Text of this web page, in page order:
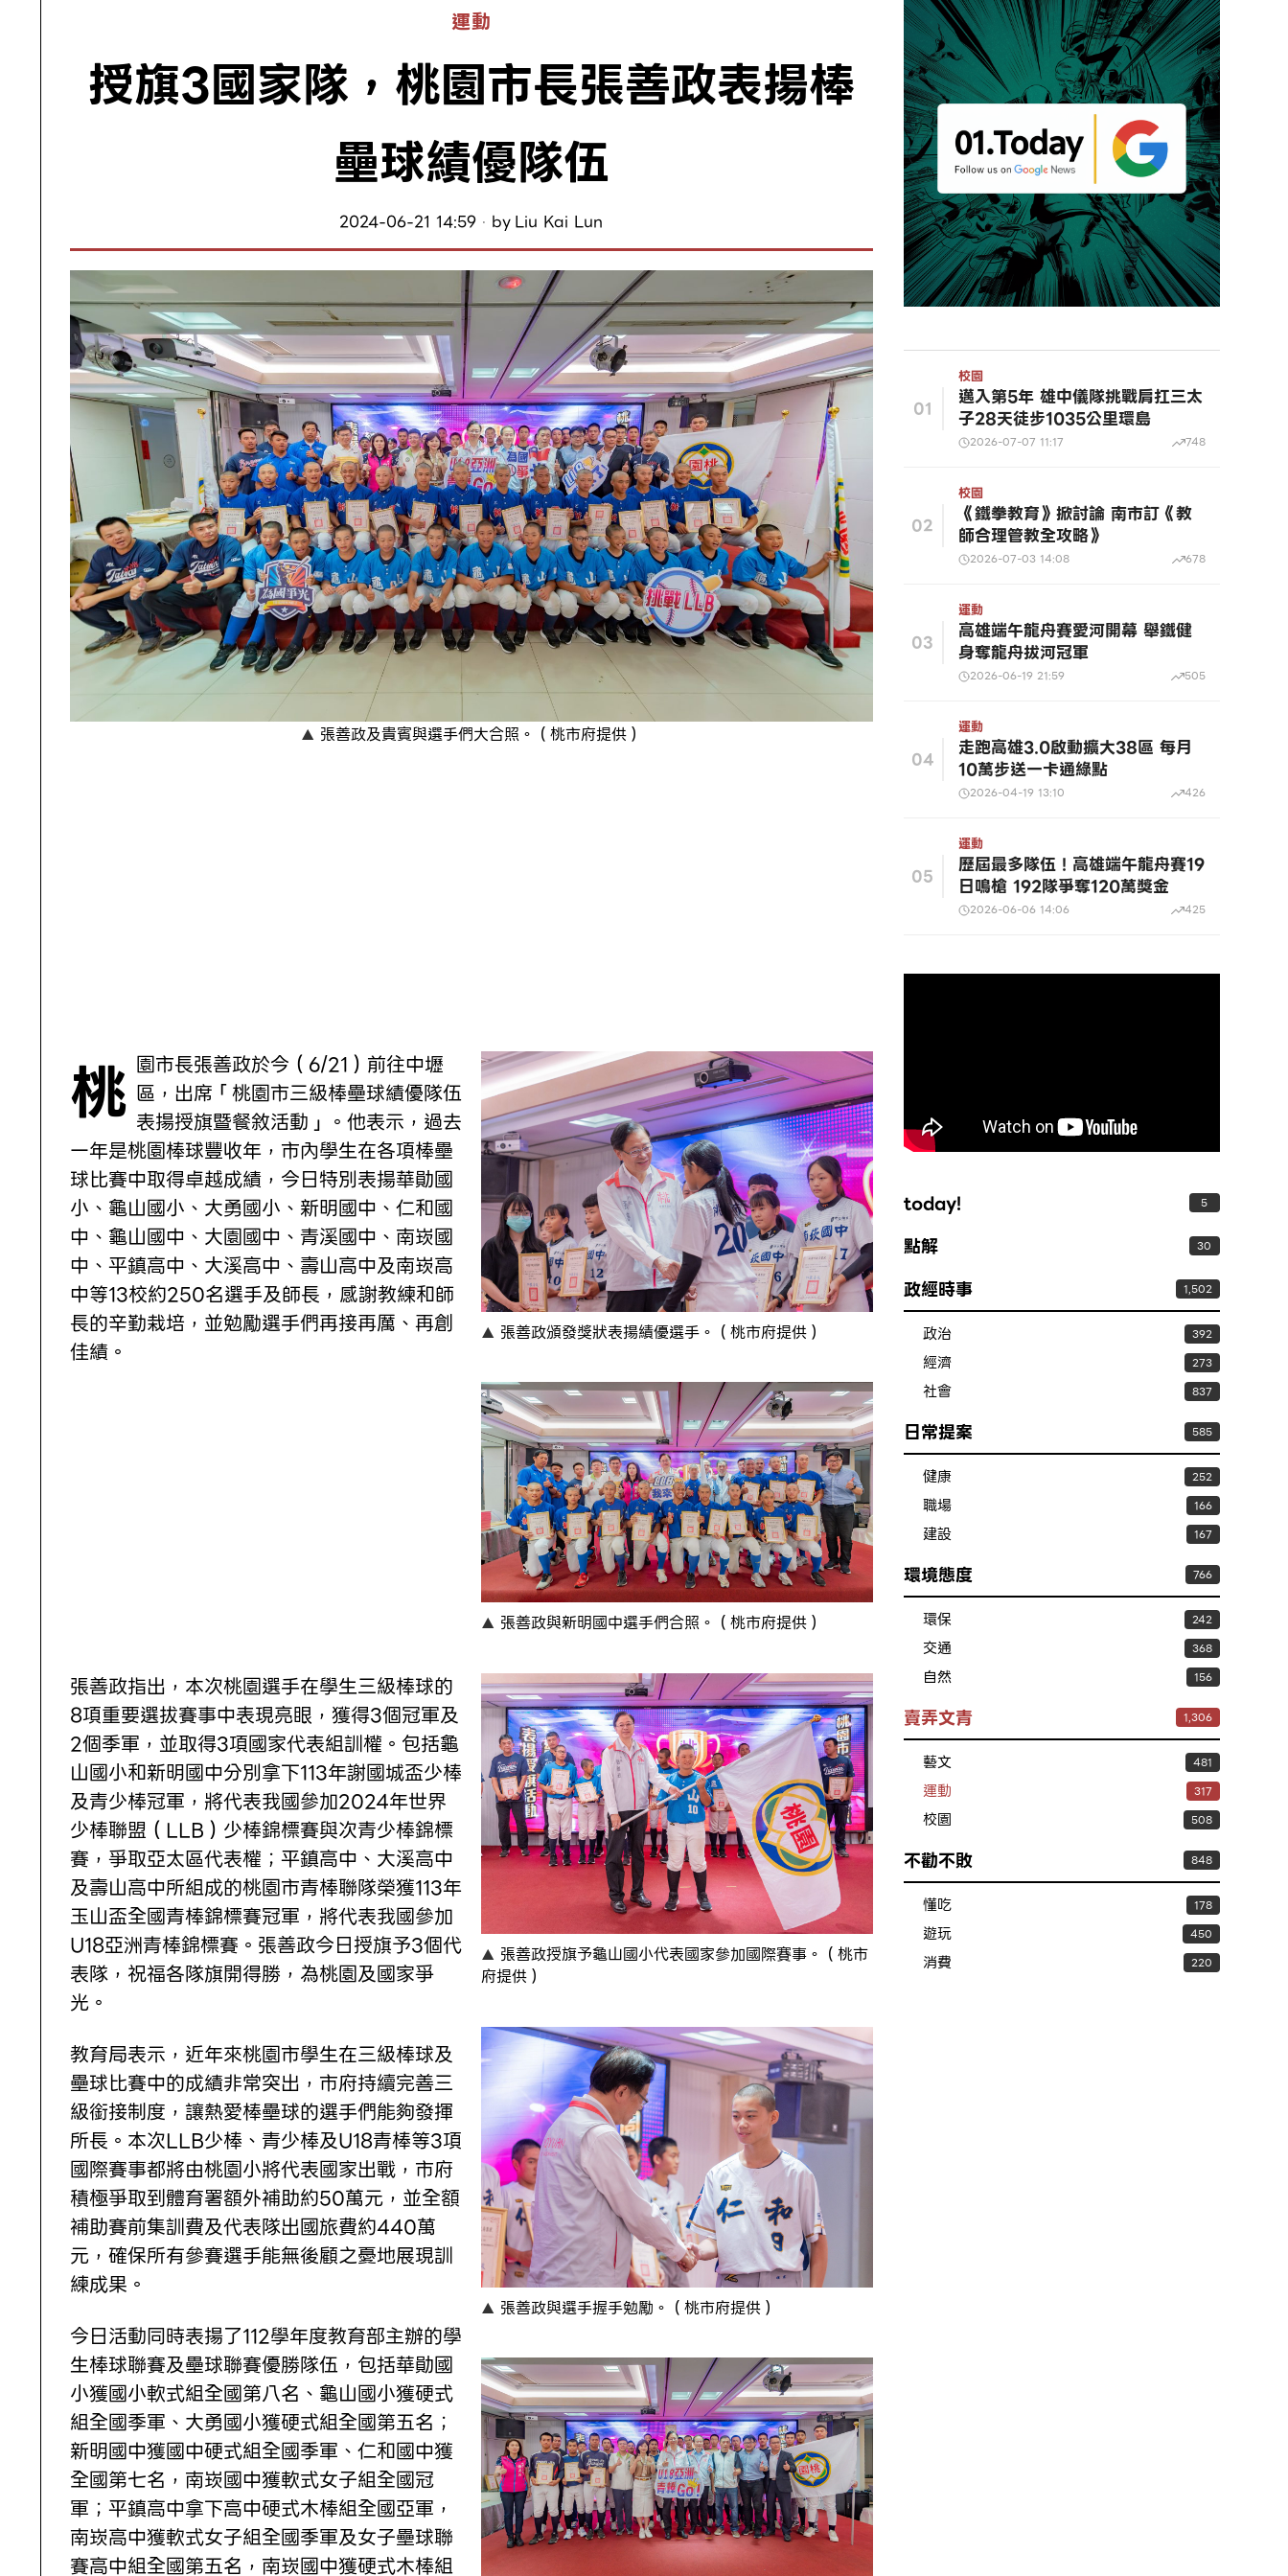
運動
授旗3國家隊，桃園市長張善政表揚棒
壘球績優隊伍
2024-06-21 14:59 by Liu Kai Lun
張善政及貴賓與選手們大合照。（桃市府提供）
桃園市長張善政於今（6/21）前往中壢 區，出席「桃園市三級棒壘球績優隊伍
表揚授旗暨餐敘活動」。他表示，過去
一年是桃園棒球豐收年，市內學生在各項棒壘
球比賽中取得卓越成績，今日特別表揚華勛國
小、龜山國小、大勇國小、新明國中、仁和國
中、龜山國中、大園國中、青溪國中、南崁國
中、平鎮高中、大溪高中、壽山高中及南崁高
中等13校約250名選手及師長，感謝教練和師
長的辛勤栽培，並勉勵選手們再接再厲、再創
佳績。
張善政指出，本次桃園選手在學生三級棒球的
8項重要選拔賽事中表現亮眼，獲得3個冠軍及
2個季軍，並取得3項國家代表組訓權。包括龜
山國小和新明國中分別拿下113年謝國城盃少棒
及青少棒冠軍，將代表我國參加2024年世界
少棒聯盟（LLB）少棒錦標賽與次青少棒錦標
賽，爭取亞太區代表權；平鎮高中、大溪高中
及壽山高中所組成的桃園市青棒聯隊榮獲113年
玉山盃全國青棒錦標賽冠軍，將代表我國參加
U18亞洲青棒錦標賽。張善政今日授旗予3個代
表隊，祝福各隊旗開得勝，為桃園及國家爭
光。
教育局表示，近年來桃園市學生在三級棒球及
壘球比賽中的成績非常突出，市府持續完善三
級銜接制度，讓熱愛棒壘球的選手們能夠發揮
所長。本次LLB少棒、青少棒及U18青棒等3項
國際賽事都將由桃園小將代表國家出戰，市府
積極爭取到體育署額外補助約50萬元，並全額
補助賽前集訓費及代表隊出國旅費約440萬
元，確保所有參賽選手能無後顧之憂地展現訓
練成果。
今日活動同時表揚了112學年度教育部主辦的學
生棒球聯賽及壘球聯賽優勝隊伍，包括華勛國
小獲國小軟式組全國第八名、龜山國小獲硬式
組全國季軍、大勇國小獲硬式組全國第五名；
新明國中獲國中硬式組全國季軍、仁和國中獲
全國第七名，南崁國中獲軟式女子組全國冠
軍；平鎮高中拿下高中硬式木棒組全國亞軍，
南崁高中獲軟式女子組全國季軍及女子壘球聯
賽高中組全國第五名，南崁國中獲硬式木棒組
張善政頒發獎狀表揚績優選手。（桃市府提供）
張善政與新明國中選手們合照。（桃市府提供）
張善政授旗予龜山國小代表國家參加國際賽事。（桃市
府提供）
張善政與選手握手勉勵。（桃市府提供）
01
校園
邁入第5年 雄中儀隊挑戰肩扛三太
子28天徒步1035公里環島
2026-07-07 11:17 748
02
校園
《鐵拳教育》掀討論 南市訂《教
師合理管教全攻略》
2026-07-03 14:08 678
03
運動
高雄端午龍舟賽愛河開幕 舉鐵健
身奪龍舟拔河冠軍
2026-06-19 21:59 505
04
運動
走跑高雄3.0啟動擴大38區 每月
10萬步送一卡通綠點
2026-04-19 13:10 426
05
運動
歷屆最多隊伍！高雄端午龍舟賽19
日鳴槍 192隊爭奪120萬獎金
2026-06-06 14:06 425
today! 5
點解 30
政經時事 1,502
政治 392
經濟 273
社會 837
日常提案 585
健康 252
職場 166
建設 167
環境態度 766
環保 242
交通 368
自然 156
賣弄文青 1,306
藝文 481
運動 317
校園 508
不勸不敗 848
懂吃 178
遊玩 450
消費 220